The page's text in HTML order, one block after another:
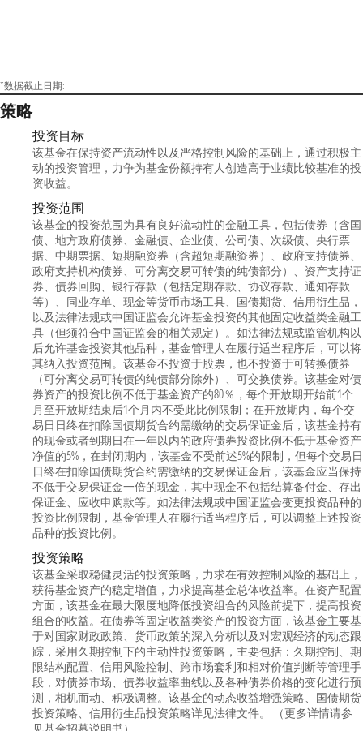
*数据截止日期:
策略
投资目标
该基金在保持资产流动性以及严格控制风险的基础上，通过积极主
动的投资管理，力争为基金份额持有人创造高于业绩比较基准的投
资收益。
投资范围
该基金的投资范围为具有良好流动性的金融工具，包括债券（含国
债、地方政府债券、金融债、企业债、公司债、次级债、央行票
据、中期票据、短期融资券（含超短期融资券）、政府支持债券、
政府支持机构债券、可分离交易可转债的纯债部分）、资产支持证
券、债券回购、银行存款（包括定期存款、协议存款、通知存款
等）、同业存单、现金等货币市场工具、国债期货、信用衍生品，
以及法律法规或中国证监会允许基金投资的其他固定收益类金融工
具（但须符合中国证监会的相关规定）。如法律法规或监管机构以
后允许基金投资其他品种，基金管理人在履行适当程序后，可以将
其纳入投资范围。该基金不投资于股票，也不投资于可转换债券
（可分离交易可转债的纯债部分除外）、可交换债券。该基金对债
券资产的投资比例不低于基金资产的80％，每个开放期开始前1个
月至开放期结束后1个月内不受此比例限制；在开放期内，每个交
易日日终在扣除国债期货合约需缴纳的交易保证金后，该基金持有
的现金或者到期日在一年以内的政府债券投资比例不低于基金资产
净值的5%，在封闭期内，该基金不受前述5%的限制，但每个交易日
日终在扣除国债期货合约需缴纳的交易保证金后，该基金应当保持
不低于交易保证金一倍的现金，其中现金不包括结算备付金、存出
保证金、应收申购款等。如法律法规或中国证监会变更投资品种的
投资比例限制，基金管理人在履行适当程序后，可以调整上述投资
品种的投资比例。
投资策略
该基金采取稳健灵活的投资策略，力求在有效控制风险的基础上，
获得基金资产的稳定增值，力求提高基金总体收益率。在资产配置
方面，该基金在最大限度地降低投资组合的风险前提下，提高投资
组合的收益。在债券等固定收益类资产的投资方面，该基金主要基
于对国家财政政策、货币政策的深入分析以及对宏观经济的动态跟
踪，采用久期控制下的主动性投资策略，主要包括：久期控制、期
限结构配置、信用风险控制、跨市场套利和相对价值判断等管理手
段，对债券市场、债券收益率曲线以及各种债券价格的变化进行预
测，相机而动、积极调整。该基金的动态收益增强策略、国债期货
投资策略、信用衍生品投资策略详见法律文件。 （更多详情请参